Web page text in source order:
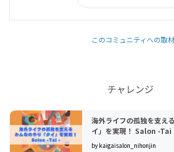
このコミュニティへの取
チャレンジ
海外ライフの孤独を支え
イ」を実現！ Salon -Tai
by kaigaisalon_nihonjin